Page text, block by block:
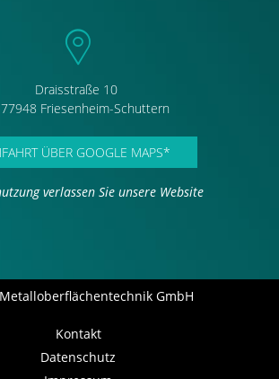
Draisstraße 10
Friesenheim-Schuttern
ÜBER GOOGLE MAPS*
verlassen Sie unsere Website
GmbH
Kontakt
Datenschutz